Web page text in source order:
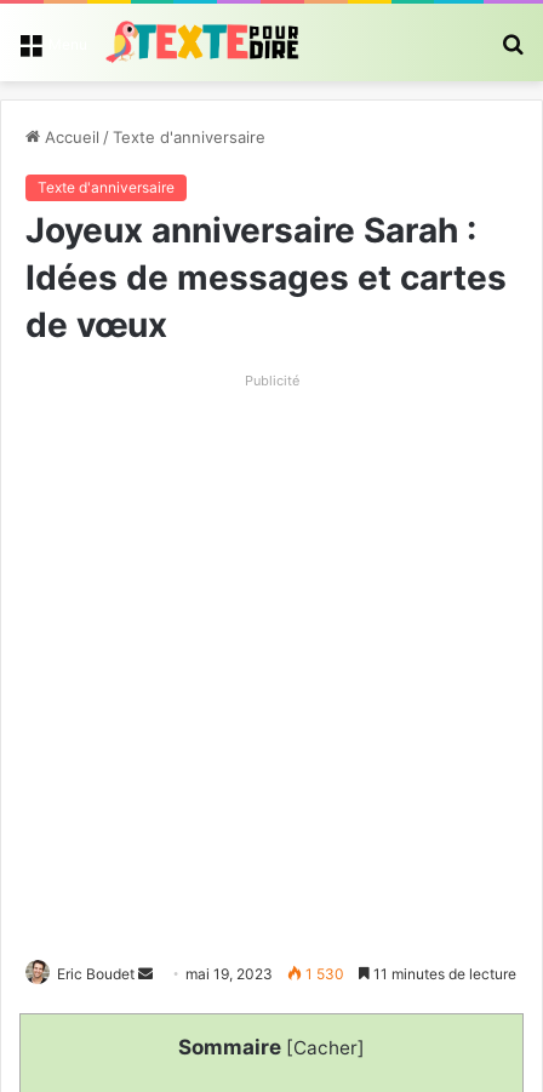
Accueil /Texte d'anniversaire
Texte d'anniversaire
Joyeux anniversaire Sarah :
Idées de messages et cartes
de vœux
Publicité
Eric Boudet
Envoyermai 19, 2023 1 530 11 minutes de lecture
Sommaire [Cacher]